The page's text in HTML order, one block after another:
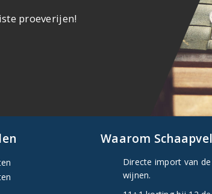
proeverijen!
Waarom
Directe import van
wijnen.